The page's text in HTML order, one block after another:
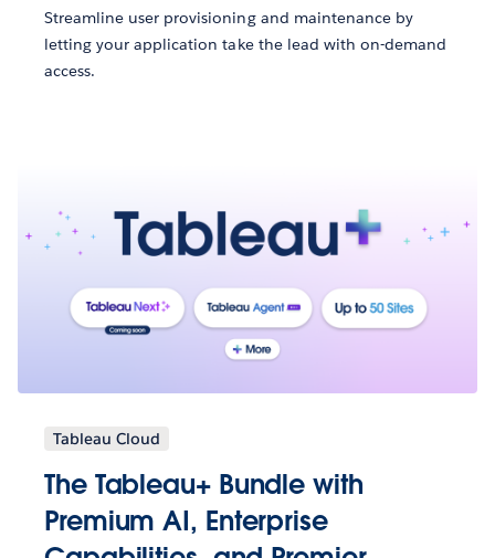
Streamline user provisioning and maintenance by
letting your application take the lead with on-demand
access.
Tableau Cloud
The Tableau+ Bundle with
Premium AI, Enterprise